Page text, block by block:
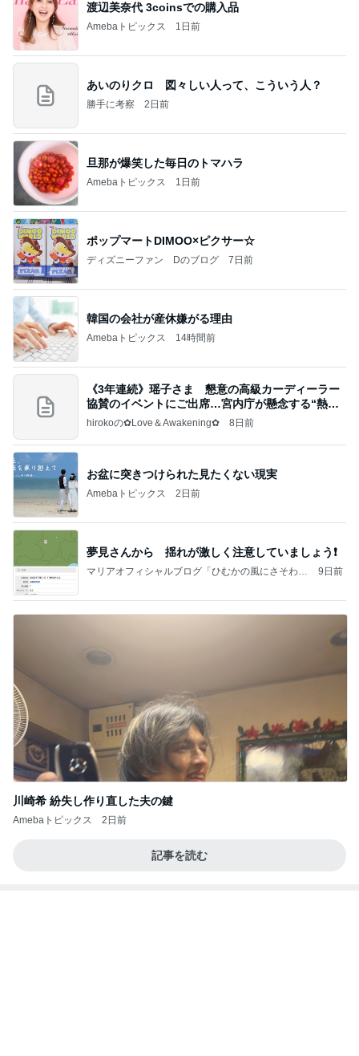
渡辺美奈代 3coinsでの購入品
Amebaトピックス 1日前
あいのりクロ 図々しい人って、こういう人？
勝手に考察 2日前
旦那が爆笑した毎日のトマハラ
Amebaトピックス 1日前
ポップマートDIMOO×ピクサー☆
ディズニーファン Dのブログ 7日前
韓国の会社が産休嫌がる理由
Amebaトピックス 14時間前
《3年連続》瑶子さま 懇意の高級カーディーラー
協賛のイベントにご出席…宮内庁が懸念する“熱心
すぎ
hirokoの✿Love＆Awakening✿ 8日前
お盆に突きつけられた見たくない現実
Amebaトピックス 2日前
夢見さんから 揺れが激しく注意していましょう❗️
マリアオフィシャルブログ「ひむかの風にさそわれ
9日前
川崎希 紛失し作り直した夫の鍵
Amebaトピックス 2日前
記事を読む